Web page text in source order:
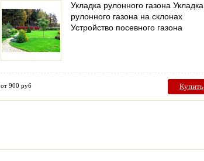
Укладка рулонного газона Укладка
рулонного газона на склонах
Устройство посевного газона
от 900 руб Купить